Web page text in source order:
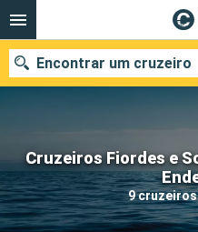
Cruzeiros Fiordes e
9
Encontrar um cruzeiro
Quando ir?
Data de partida